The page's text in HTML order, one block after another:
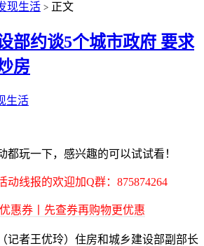
现生活 > 正文
部约谈5个城市政府 要求
房
生活
都玩一下，感兴趣的可以试试看！
动线报的欢迎加Q群：875874264
惠券丨先查券再购物更优惠
记者王优玲）住房和城乡建设部副部长